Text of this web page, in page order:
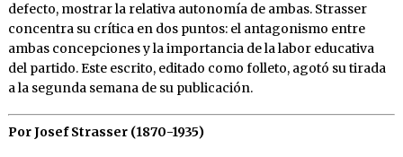
defecto, mostrar la relativa autonomía de ambas. Strasser
concentra su crítica en dos puntos: el antagonismo entre
ambas concepciones y la importancia de la labor educativa
del partido. Este escrito, editado como folleto, agotó su tirada
a la segunda semana de su publicación.
Por Josef Strasser (1870-1935)